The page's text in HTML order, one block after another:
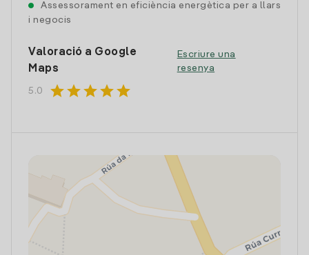
Assessorament en eficiència energètica per a llars
i negocis
Valoració a Google
Maps
5.0 starstarstarstarstar
Escriure una
resenya